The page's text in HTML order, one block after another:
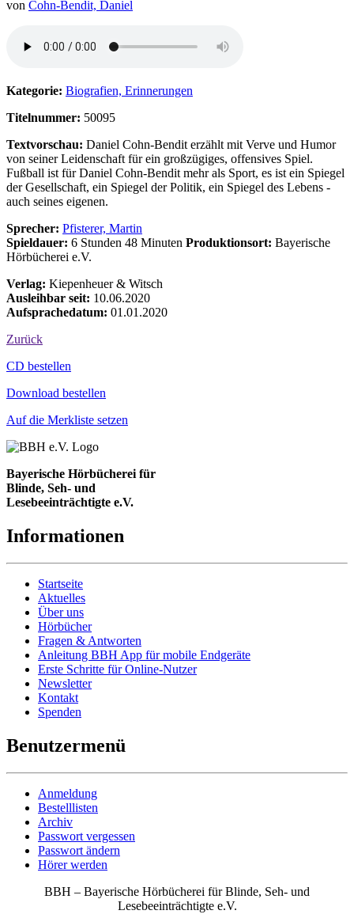
von Cohn-Bendit, Daniel
Kategorie: Biografien, Erinnerungen
Titelnummer: 50095
Textvorschau: Daniel Cohn-Bendit erzählt mit Verve und Humor
von seiner Leidenschaft für ein großzügiges, offensives Spiel.
Fußball ist für Daniel Cohn-Bendit mehr als Sport, es ist ein Spiegel
der Gesellschaft, ein Spiegel der Politik, ein Spiegel des Lebens -
auch seines eigenen.
Sprecher: Pfisterer, Martin
Spieldauer: 6 Stunden 48 Minuten Produktionsort: Bayerische
Hörbücherei e.V.
Verlag: Kiepenheuer & Witsch
Ausleihbar seit: 10.06.2020
Aufsprachedatum: 01.01.2020
Zurück
Bestell-Aktionen
CD bestellen
Download bestellen
Auf die Merkliste setzen
Bayerische Hörbücherei für
Blinde, Seh- und
Lesebeeinträchtigte e.V.
Informationen
Startseite
Aktuelles
Über uns
Hörbücher
Fragen & Antworten
Anleitung BBH App für mobile Endgeräte
Erste Schritte für Online-Nutzer
Newsletter
Kontakt
Spenden
Benutzermenü
Anmeldung
Bestelllisten
Archiv
Passwort vergessen
Passwort ändern
Hörer werden
BBH – Bayerische Hörbücherei für Blinde, Seh- und
Lesebeeinträchtigte e.V.